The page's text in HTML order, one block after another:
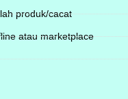
produk/cacat
atau marketplace